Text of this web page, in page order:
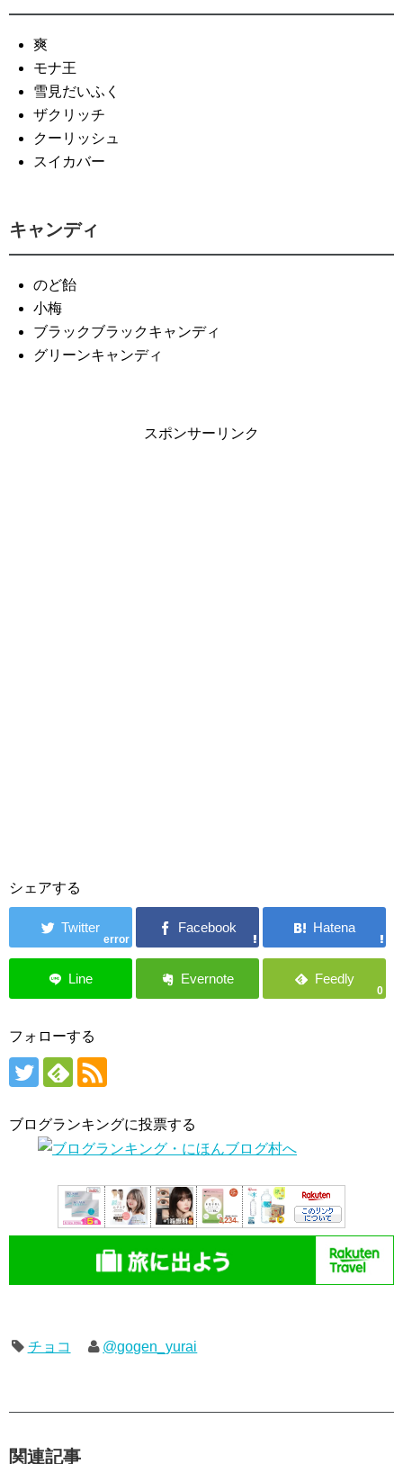
爽
モナ王
雪見だいふく
ザクリッチ
クーリッシュ
スイカバー
キャンディ
のど飴
小梅
ブラックブラックキャンディ
グリーンキャンディ
スポンサーリンク
シェアする
error
0
フォローする
ブログランキングに投票する
チョコ @gogen_yurai
関連記事